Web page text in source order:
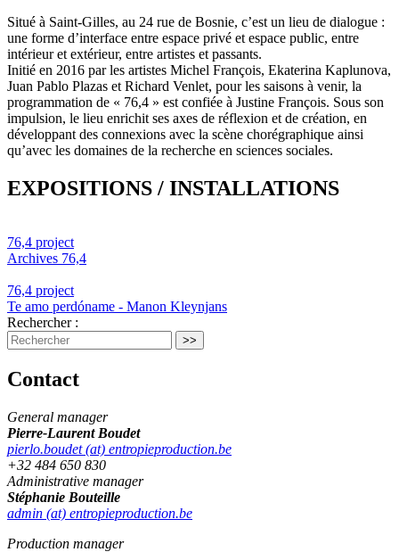
Situé à Saint-Gilles, au 24 rue de Bosnie, c’est un lieu de dialogue :
une forme d’interface entre espace privé et espace public, entre
intérieur et extérieur, entre artistes et passants.
Initié en 2016 par les artistes Michel François, Ekaterina Kaplunova,
Juan Pablo Plazas et Richard Venlet, pour les saisons à venir, la
programmation de « 76,4 » est confiée à Justine François. Sous son
impulsion, le lieu enrichit ses axes de réflexion et de création, en
développant des connexions avec la scène chorégraphique ainsi
qu’avec les domaines de la recherche en sciences sociales.
EXPOSITIONS / INSTALLATIONS
76,4 project
Archives 76,4
76,4 project
Te amo perdóname - Manon Kleynjans
Rechercher :
Contact
General manager
Pierre-Laurent Boudet
pierlo.boudet (at) entropieproduction.be
+32 484 650 830
Administrative manager
Stéphanie Bouteille
admin (at) entropieproduction.be
Production manager